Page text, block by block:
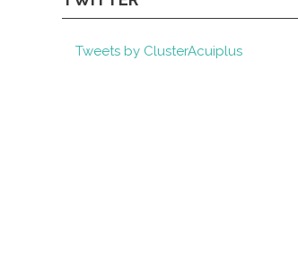
Tweets by ClusterAcuiplus